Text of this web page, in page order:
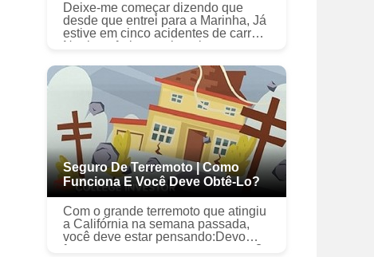
Deixe-me começar dizendo que
desde que entrei para a Marinha, Já
estive em cinco acidentes de carro.
Nenhum ferimento jamais ocorreu, e
em nenhum desses acidentes!...
Seguro De Terremoto | Como
Funciona E Você Deve Obtê-Lo?
Com o grande terremoto que atingiu
a Califórnia na semana passada,
você deve estar pensando:Devo
fazer um seguro contra terremotos?